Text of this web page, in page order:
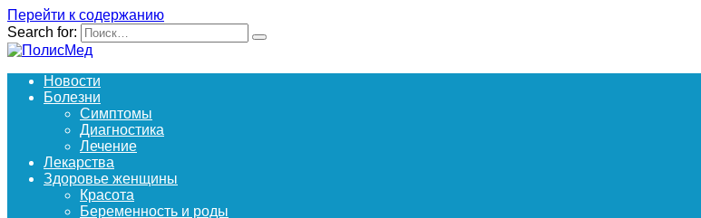
Перейти к содержанию
Search for:
Новости
Болезни
Симптомы
Диагностика
Лечение
Лекарства
Здоровье женщины
Красота
Беременность и роды